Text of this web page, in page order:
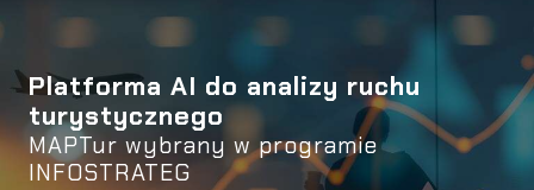
Platforma AI do analizy ruchu
turystycznego
MAPTur wybrany w programie
INFOSTRATEG